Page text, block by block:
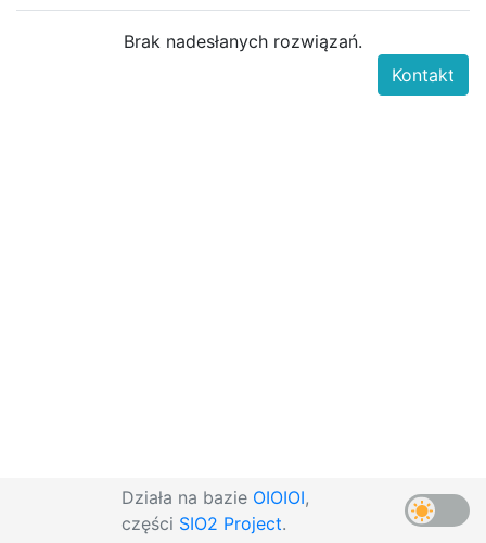
Brak nadesłanych rozwiązań.
Działa na bazie OIOIOI,
części SIO2 Project.
Kontakt